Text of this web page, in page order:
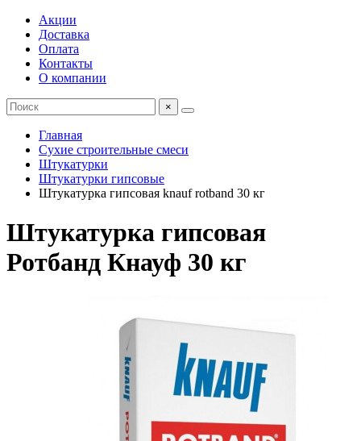
Акции
Доставка
Оплата
Контакты
О компании
×
Главная
Сухие строительные смеси
Штукатурки
Штукатурки гипсовые
Штукатурка гипсовая knauf rotband 30 кг
Штукатурка гипсовая
Ротбанд Кнауф 30 кг